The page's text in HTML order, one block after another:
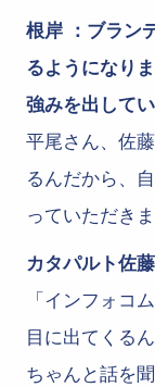
根岸 ：ブラン
るようになり
強みを出して
平尾さん、佐
るんだから、
っていただきま
カタパルト佐藤
「インフォコ
目に出てくる
ちゃんと話を